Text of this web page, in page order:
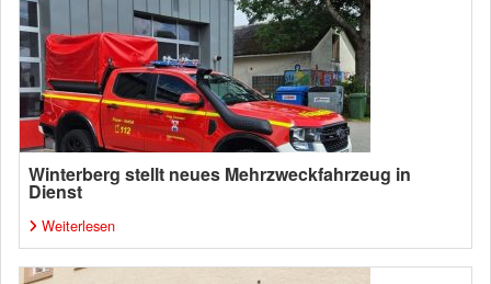
Winterberg stellt neues Mehrzweckfahrzeug in
Dienst
Weiterlesen